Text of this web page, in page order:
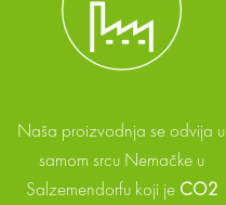
Naša proizvodnja se odvija u
samom srcu Nemačke u
Salzemendorfu koji je CO2